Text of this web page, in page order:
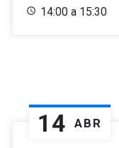
14:00 a 15:30
14 ABR